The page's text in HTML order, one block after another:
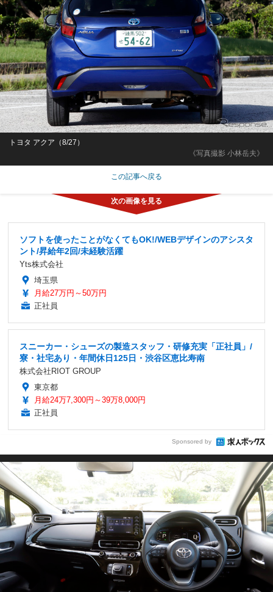
《写真撮影 小林岳夫》
トヨタ アクア（8/27）
この記事へ戻る
ソフトを使ったことがなくてもOK!/WEBデザインのアシスタ
ント/昇給年2回/未経験活躍
Yts株式会社
埼玉県
月給27万円～50万円
正社員
スニーカー・シューズの製造スタッフ・研修充実「正社員」/
寮・社宅あり・年間休日125日・渋谷区恵比寿南
株式会社RIOT GROUP
東京都
月給24万7,300円～39万8,000円
正社員
Sponsored by